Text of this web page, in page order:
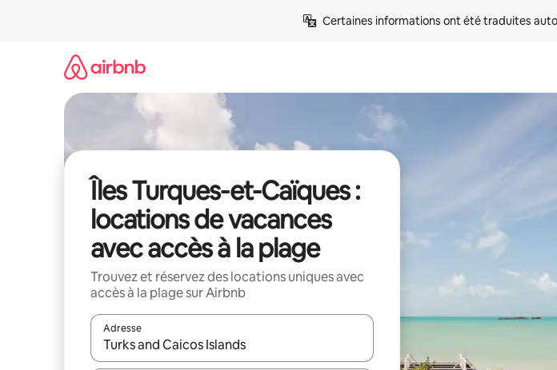
Certaines informations ont été traduites
Îles Turques-et-Caïques :
locations de vacances
avec accès à la plage
Trouvez et réservez des locations uniques avec
accès à la plage sur Airbnb
Adresse
Lorsque les résultats s'affichent, utilisez les flèches vers le haut et vers le bas pour les